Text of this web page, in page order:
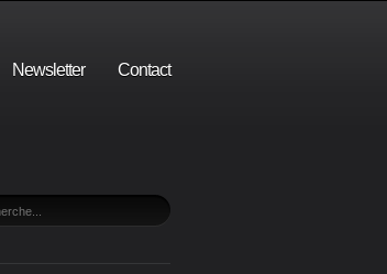
Newsletter Contact